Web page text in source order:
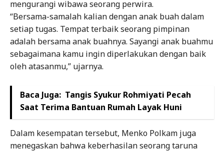
mengurangi wibawa seorang perwira.
“Bersama-samalah kalian dengan anak buah dalam
setiap tugas. Tempat terbaik seorang pimpinan
adalah bersama anak buahnya. Sayangi anak buahmu
sebagaimana kamu ingin diperlakukan dengan baik
oleh atasanmu,” ujarnya.
Baca Juga: Tangis Syukur Rohmiyati Pecah
Saat Terima Bantuan Rumah Layak Huni
Dalam kesempatan tersebut, Menko Polkam juga
menegaskan bahwa keberhasilan seorang taruna